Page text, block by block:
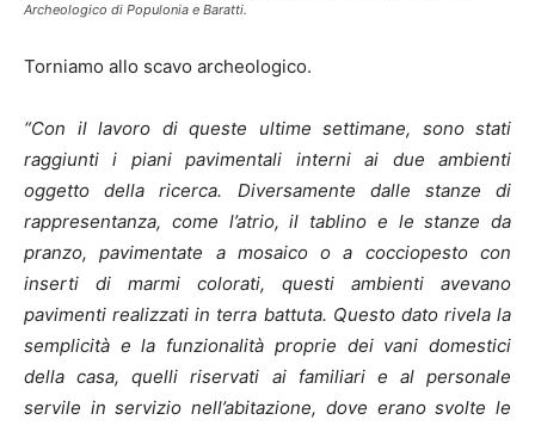
Archeologico di Populonia e Baratti.
Torniamo allo scavo archeologico.
“Con il lavoro di queste ultime settimane, sono stati
raggiunti i piani pavimentali interni ai due ambienti
oggetto della ricerca. Diversamente dalle stanze di
rappresentanza, come l’atrio, il tablino e le stanze da
pranzo, pavimentate a mosaico o a cocciopesto con
inserti di marmi colorati, questi ambienti avevano
pavimenti realizzati in terra battuta. Questo dato rivela la
semplicità e la funzionalità proprie dei vani domestici
della casa, quelli riservati ai familiari e al personale
servile in servizio nell’abitazione, dove erano svolte le